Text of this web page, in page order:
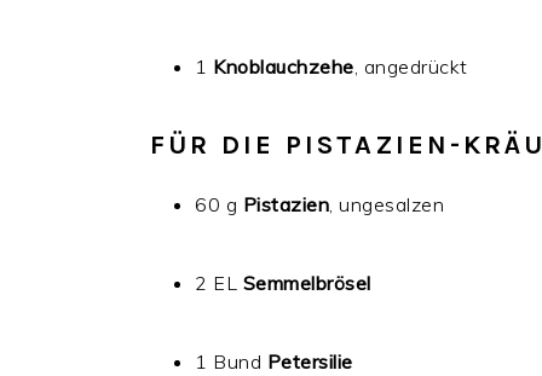
1 Knoblauchzehe, angedrückt
FÜR DIE PISTAZIEN-
60 g Pistazien, ungesalzen
2 EL Semmelbrösel
1 Bund Petersilie